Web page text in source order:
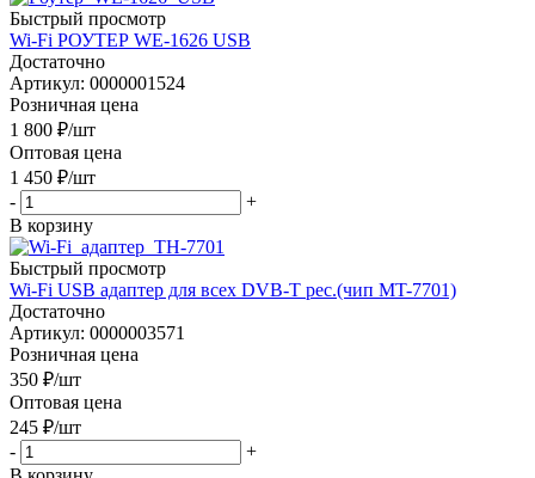
Быстрый просмотр
Wi-Fi РОУТЕР WE-1626 USB
Достаточно
Артикул: 0000001524
Розничная цена
1 800 ₽/шт
Оптовая цена
1 450 ₽/шт
-
+
В корзину
Быстрый просмотр
Wi-Fi USB адаптер для всеx DVB-T рес.(чип MT-7701)
Достаточно
Артикул: 0000003571
Розничная цена
350 ₽/шт
Оптовая цена
245 ₽/шт
-
+